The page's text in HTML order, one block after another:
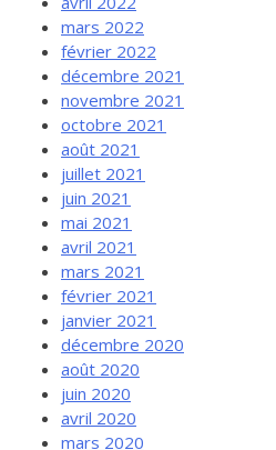
mars 2022
février 2022
décembre 2021
novembre 2021
octobre 2021
août 2021
juillet 2021
juin 2021
mai 2021
avril 2021
mars 2021
février 2021
janvier 2021
décembre 2020
août 2020
juin 2020
avril 2020
mars 2020